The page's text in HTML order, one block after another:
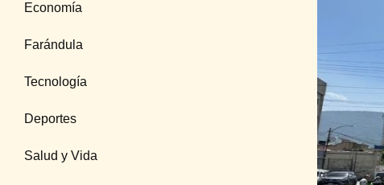
Economía
Farándula
Tecnología
Deportes
Salud y Vida